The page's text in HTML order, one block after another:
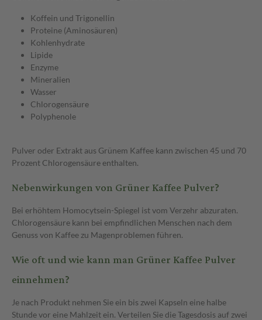
Koffein und Trigonellin
Proteine (Aminosäuren)
Kohlenhydrate
Lipide
Enzyme
Mineralien
Wasser
Chlorogensäure
Polyphenole
Pulver oder Extrakt aus Grünem Kaffee kann zwischen 45 und 70
Prozent Chlorogensäure enthalten.
Nebenwirkungen von Grüner Kaffee Pulver?
Bei erhöhtem Homocytsein-Spiegel ist vom Verzehr abzuraten.
Chlorogensäure kann bei empfindlichen Menschen nach dem
Genuss von Kaffee zu Magenproblemen führen.
Wie oft und wie kann man Grüner Kaffee Pulver
einnehmen?
Je nach Produkt nehmen Sie ein bis zwei Kapseln eine halbe
Stunde vor eine Mahlzeit ein. Verteilen Sie die Tagesdosis auf zwei